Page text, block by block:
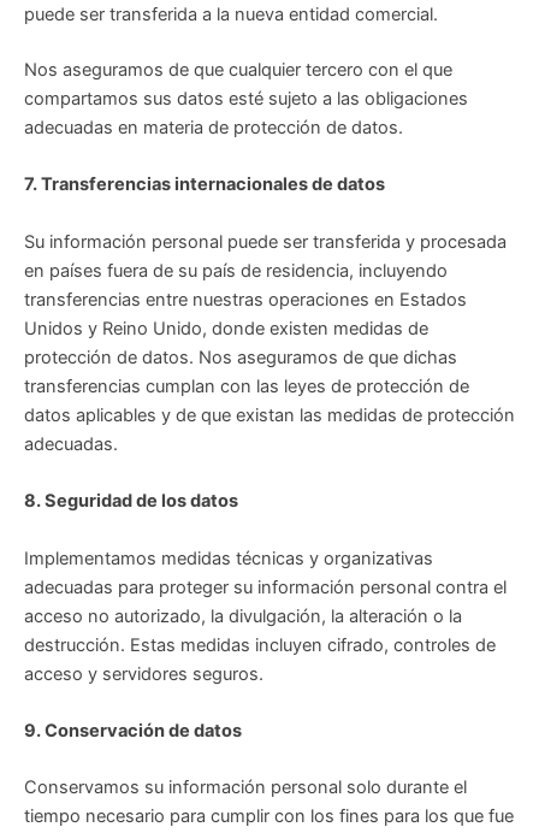
puede ser transferida a la nueva entidad comercial.
Nos aseguramos de que cualquier tercero con el que
compartamos sus datos esté sujeto a las obligaciones
adecuadas en materia de protección de datos.
7. Transferencias internacionales de datos
Su información personal puede ser transferida y procesada
en países fuera de su país de residencia, incluyendo
transferencias entre nuestras operaciones en Estados
Unidos y Reino Unido, donde existen medidas de
protección de datos. Nos aseguramos de que dichas
transferencias cumplan con las leyes de protección de
datos aplicables y de que existan las medidas de protección
adecuadas.
8. Seguridad de los datos
Implementamos medidas técnicas y organizativas
adecuadas para proteger su información personal contra el
acceso no autorizado, la divulgación, la alteración o la
destrucción. Estas medidas incluyen cifrado, controles de
acceso y servidores seguros.
9. Conservación de datos
Conservamos su información personal solo durante el
tiempo necesario para cumplir con los fines para los que fue